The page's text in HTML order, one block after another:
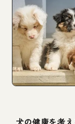
犬の健康を考